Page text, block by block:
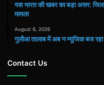
यश भारत की खबर का बड़ा असर:
मामला
August 6, 2026
गुलौआ तालाब में अब न म्यूजिक बज रहा
Contact Us